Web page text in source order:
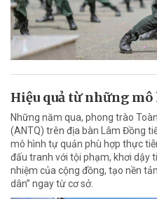
Hiệu quả từ những
Những năm qua, phong trào
(ANTQ) trên địa bàn Lâm Đồng
mô hình tự quản phù hợp thực
đấu tranh với tội phạm, khơi dậy
nhiệm của cộng đồng, tạo nền
dân” ngay từ cơ sở.